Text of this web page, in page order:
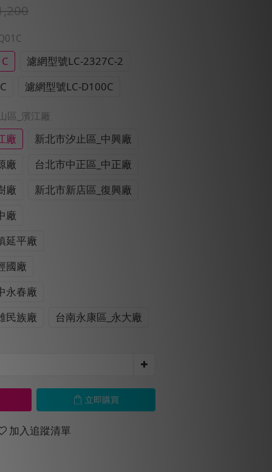
濾網型號LC-2327C-2
濾網型號LC-D100C
區_濱江廠
廠
新北市汐止區_中興廠
廠
台北市中正區_中正廠
廠
新北市新店區_復興廠
廠
延平廠
國廠
永春廠
民族廠
台南永康區_永大廠
立即購買
加入追蹤清單